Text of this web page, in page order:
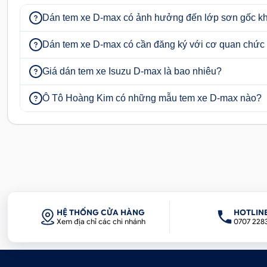
Lên Đời DÀN ĐỒ CHƠI Siêu Chất
Dán Decal đổi màu cho
I. Thông tin cơ bản khi dán tem xe
decal xe Isuzu Dmax không làm hư hại hay
Dmaxngoài việc trang trí, làm đẹp cho xe còn đóng
Dán tem xe D-max có ảnh hưởng đến lớp sơn gốc
Dán tem xe D-max có cần đăng ký với cơ quan
Giá dán tem xe Isuzu D-max là bao nhiêu?
Ô Tô Hoàng Kim có những mẫu tem xe D-max nào?
HỆ THỐNG CỬA HÀNG
Xem địa chỉ các chi nhánh 0707